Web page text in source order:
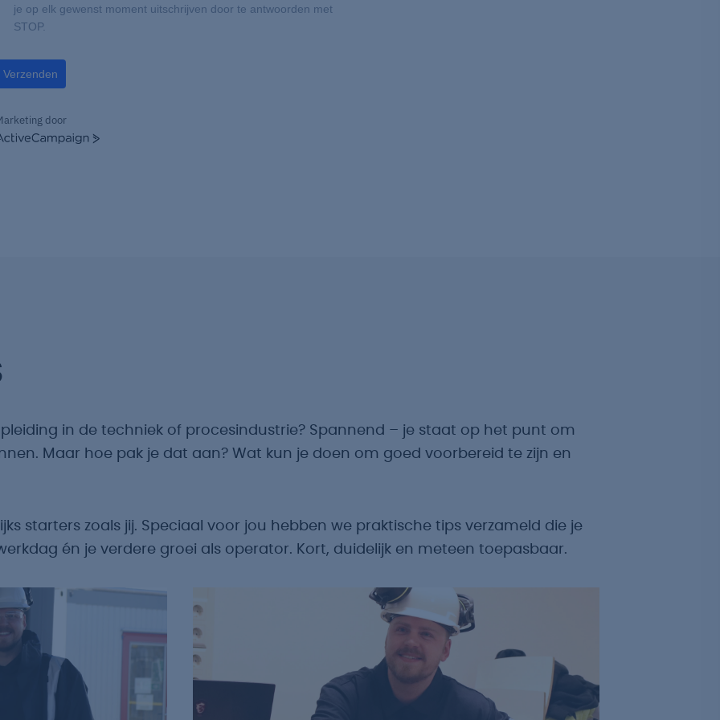
je op elk gewenst moment uitschrijven door te antwoorden met
STOP.
Verzenden
door
in de techniek of procesindustrie? Spannend – je staat op het punt om
Maar hoe pak je dat aan? Wat kun je doen om goed voorbereid te zijn en
starters zoals jij. Speciaal voor jou hebben we praktische tips verzameld die je
én je verdere groei als operator. Kort, duidelijk en meteen toepasbaar.